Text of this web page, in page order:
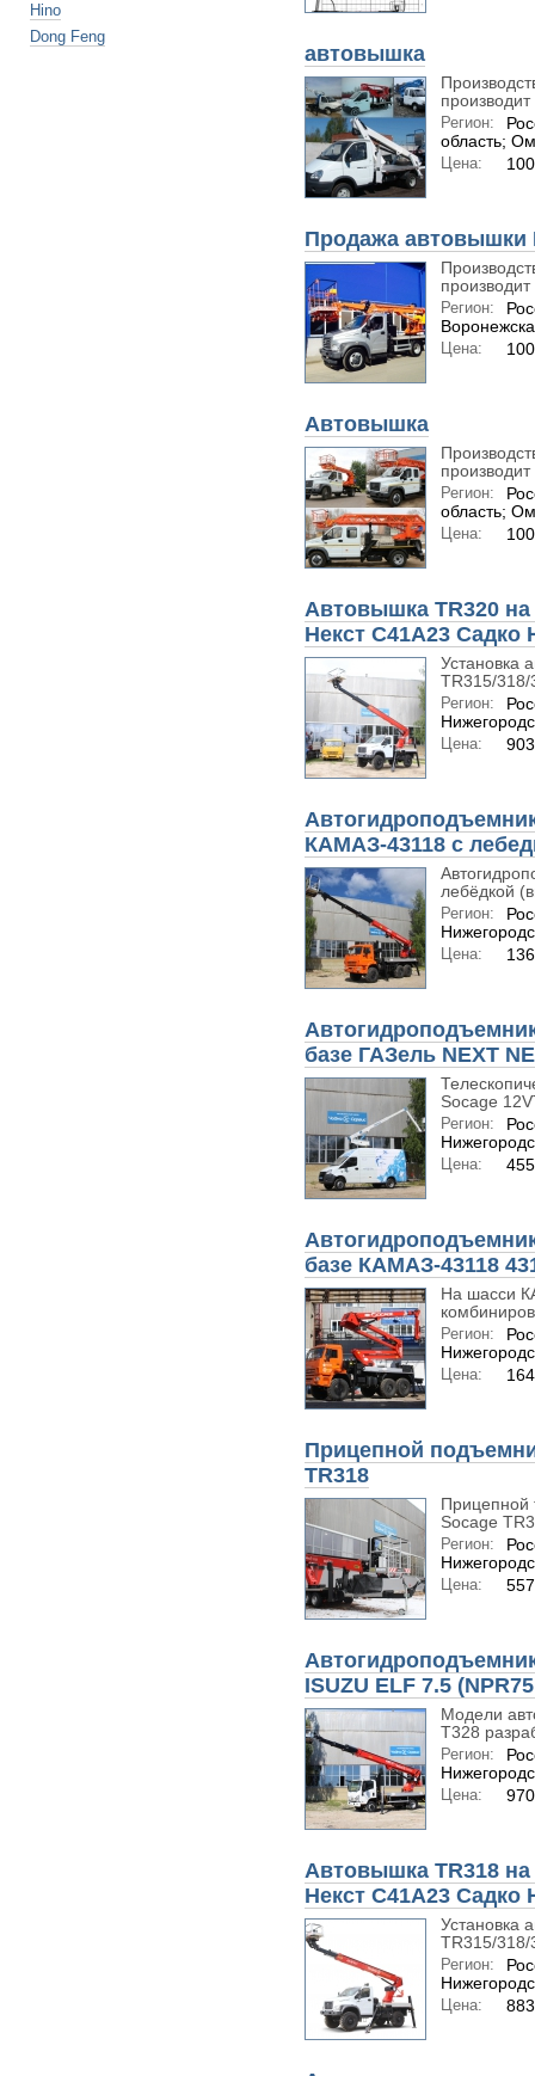
Hino
Dong Feng
автовышка
Регион:
область;
Цена:
Продажа автовышки
Регион:
Цена:
Автовышка
Регион:
область;
Цена:
Автовышка TR320
Некст С41А23 Садко
Установка
TR315/
Регион:
Цена:
КАМАЗ-43118 с
лебёдкой
Регион:
Цена:
базе ГАЗель NEXT
Socage
Регион:
Цена:
базе КАМАЗ-43118
На шасси
Регион:
Цена:
Прицепной
ТR318
Прицепной
Socage
Регион:
Цена:
ISUZU ELF 7.5
Модели
Т328
Регион:
Цена:
Автовышка TR318
Некст С41А23 Садко
Установка
TR315/
Регион:
Цена: